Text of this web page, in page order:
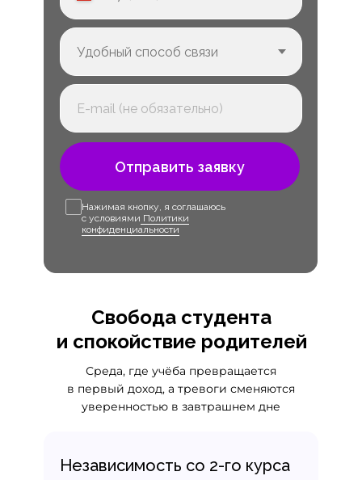
Отправить заявку
Нажимая кнопку, я соглашаюсь
с условиями Политики
конфиденциальности
Свобода студента
и спокойствие родителей
Независимость со 2-го курса
Среда, где учёба превращается
в первый доход, а тревоги сменяются
уверенностью в завтрашнем дне